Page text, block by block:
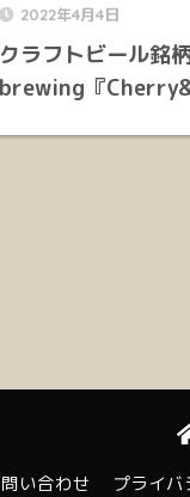
2022年4月4日
クラフトビール
brewing『
い合わせ プライ